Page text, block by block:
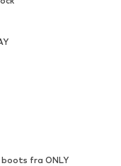
boots fra ONLY